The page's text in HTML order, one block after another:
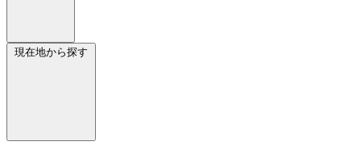
現在地から探す